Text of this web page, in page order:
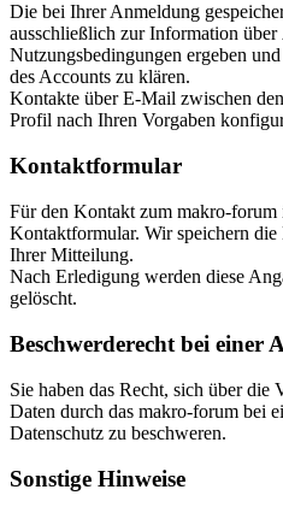
Die bei Ihrer Anmeldung
ausschließlich zur Information
Nutzungsbedingungen ergeben
des Accounts zu klären.
Kontakte über E-Mail zwischen
Profil nach Ihren Vorgaben
Kontaktformular
Für den Kontakt zum makro-forum
Kontaktformular. Wir speichern
Ihrer Mitteilung.
Nach Erledigung werden diese
gelöscht.
Beschwerderecht bei einer
Sie haben das Recht, sich über die
Daten durch das makro-forum bei
Datenschutz zu beschweren.
Sonstige Hinweise